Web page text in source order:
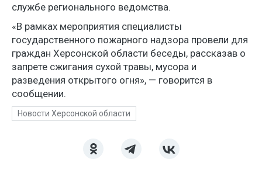
службе регионального ведомства.
«В рамках мероприятия специалисты
государственного пожарного надзора провели для
граждан Херсонской области беседы, рассказав о
запрете сжигания сухой травы, мусора и
разведения открытого огня», — говорится в
сообщении.
Новости Херсонской области